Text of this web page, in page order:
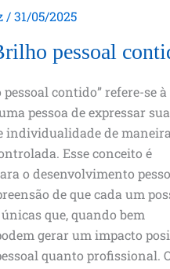
/31/05/2025
pessoal
contido” refere-se à
pessoa de expressar sua
individualidade de
Esse conceito é
o desenvolvimento
de que cada um
que, quando bem
gerar um impacto
quanto profissional.